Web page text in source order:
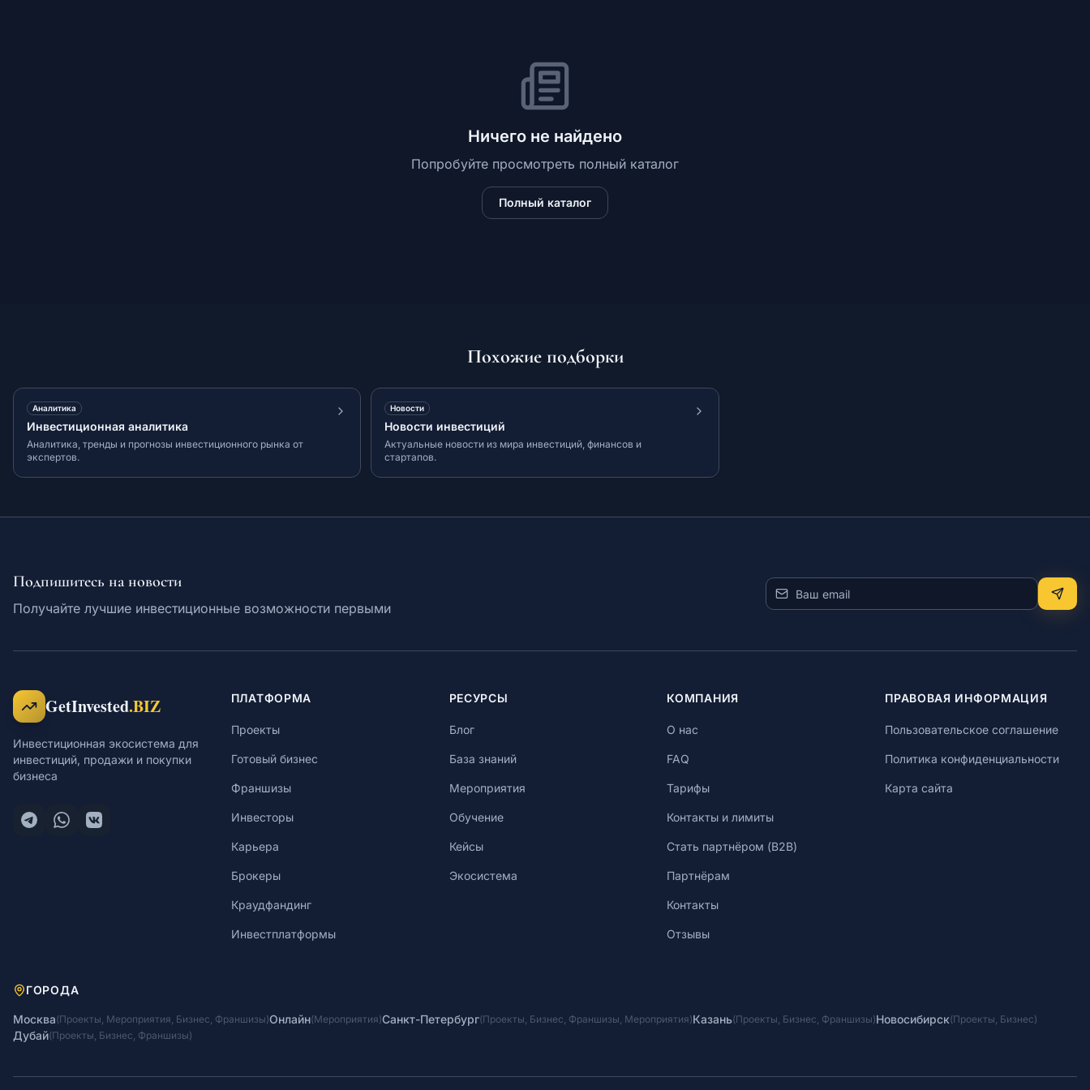
Ничего не найдено
Попробуйте просмотреть полный каталог
Полный каталог
Похожие подборки
Аналитика
Инвестиционная аналитика
Аналитика, тренды и прогнозы инвестиционного рынка от
экспертов.
Новости
Новости инвестиций
Актуальные новости из мира инвестиций, финансов и
стартапов.
Подпишитесь на новости
Получайте лучшие инвестиционные возможности первыми
GetInvested.BIZ
Инвестиционная экосистема для
инвестиций, продажи и покупки
бизнеса
ПЛАТФОРМА
Проекты
Готовый бизнес
Франшизы
Инвесторы
Карьера
Брокеры
Краудфандинг
Инвестплатформы
РЕСУРСЫ
Блог
База знаний
Мероприятия
Обучение
Кейсы
Экосистема
КОМПАНИЯ
О нас
FAQ
Тарифы
Контакты и лимиты
Стать партнёром (B2B)
Партнёрам
Контакты
Отзывы
ПРАВОВАЯ ИНФОРМАЦИЯ
Пользовательское соглашение
Политика конфиденциальности
Карта сайта
ГОРОДА
Москва(Проекты, Мероприятия, Бизнес, Франшизы)Онлайн(Мероприятия)Санкт-Петербург(Проекты, Бизнес, Франшизы, Мероприятия)Казань(Проекты, Бизнес, Франшизы)Новосибирск(Проекты, Бизнес)
Дубай(Проекты, Бизнес, Франшизы)